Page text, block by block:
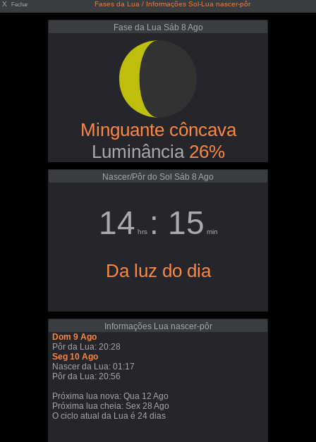
X Fechar Fases da Lua / Informações Sol-Lua nascer-pôr
Fase da Lua Sáb 8 Ago
Minguante côncava
Luminância 26%
Nascer/Pôr do Sol Sáb 8 Ago
14 hrs : 15 min
Da luz do dia
Informações Lua nascer-pôr
Dom 9 Ago
Pôr da Lua: 20:28
Seg 10 Ago
Nascer da Lua: 01:17
Pôr da Lua: 20:56
Próxima lua nova: Qua 12 Ago
Próxima lua cheia: Sex 28 Ago
O ciclo atual da Lua é 24 dias